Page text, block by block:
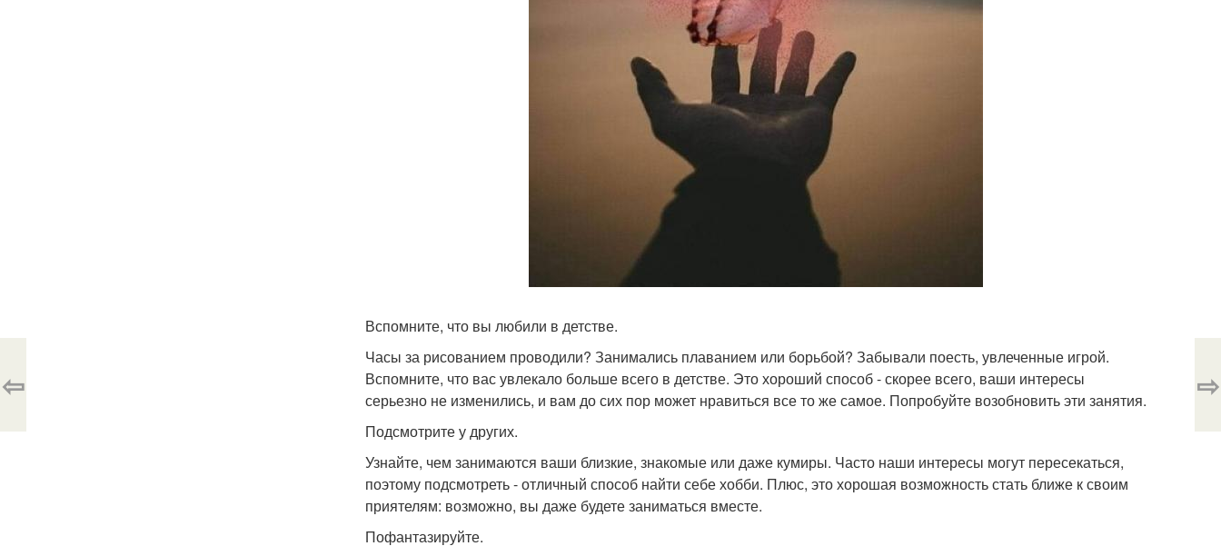
Вспомните, что вы любили в детстве.
Часы за рисованием проводили? Занимались плаванием или борьбой? Забывали поесть, увлеченные игрой.
Вспомните, что вас увлекало больше всего в детстве. Это хороший способ - скорее всего, ваши интересы
серьезно не изменились, и вам до сих пор может нравиться все то же самое. Попробуйте возобновить эти занятия.
Подсмотрите у других.
Узнайте, чем занимаются ваши близкие, знакомые или даже кумиры. Часто наши интересы могут пересекаться,
поэтому подсмотреть - отличный способ найти себе хобби. Плюс, это хорошая возможность стать ближе к своим
приятелям: возможно, вы даже будете заниматься вместе.
Пофантазируйте.
⇦ ⇨